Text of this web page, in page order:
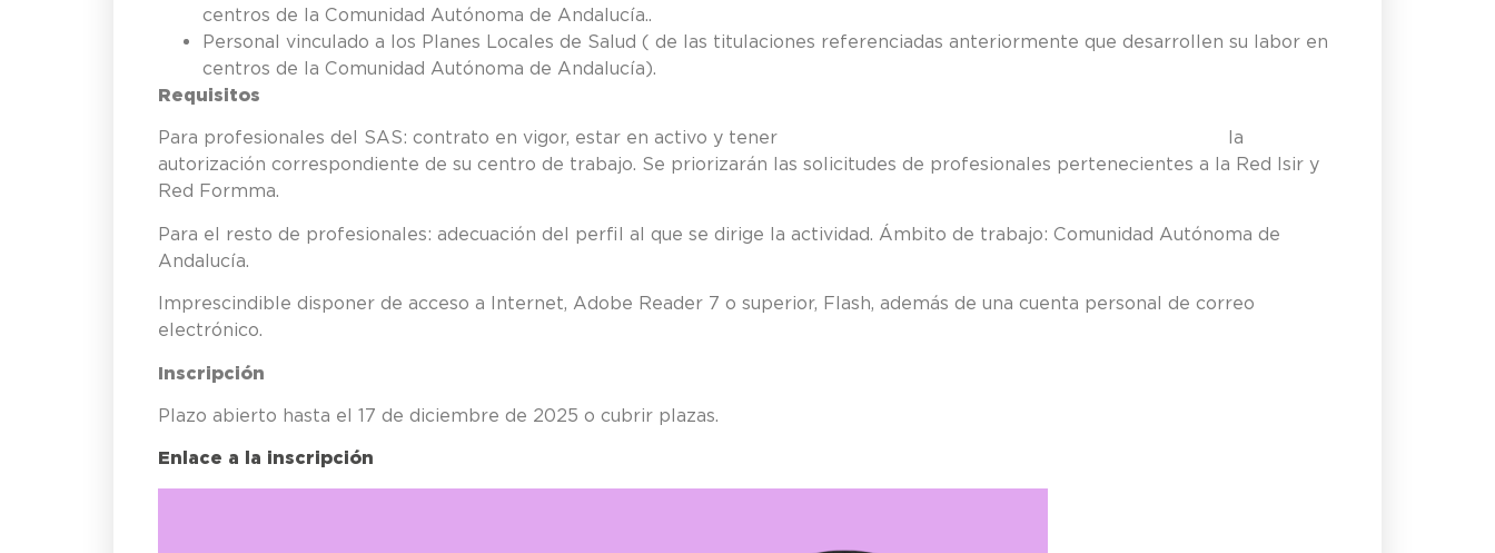
centros de la Comunidad Autónoma de Andalucía..
Personal vinculado a los Planes Locales de Salud ( de las titulaciones referenciadas anteriormente que desarrollen su labor en
centros de la Comunidad Autónoma de Andalucía).
Requisitos
Para profesionales del SAS: contrato en vigor, estar en activo y tener la
autorización correspondiente de su centro de trabajo. Se priorizarán las solicitudes de profesionales pertenecientes a la Red Isir y
Red Formma.
Para el resto de profesionales: adecuación del perfil al que se dirige la actividad. Ámbito de trabajo: Comunidad Autónoma de
Andalucía.
Imprescindible disponer de acceso a Internet, Adobe Reader 7 o superior, Flash, además de una cuenta personal de correo
electrónico.
Inscripción
Plazo abierto hasta el 17 de diciembre de 2025 o cubrir plazas.
Enlace a la inscripción